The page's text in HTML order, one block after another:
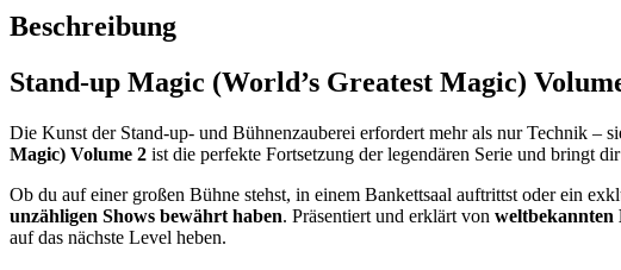
Menge
Beschreibung
Stand-up Magic (World’s Greatest Magic)
Die Kunst der Stand-up- und Bühnenzauberei erfordert mehr als nur Technik –
Magic) Volume 2 ist die perfekte Fortsetzung der legendären Serie und bringt
Ob du auf einer großen Bühne stehst, in einem Bankettsaal auftrittst oder ein
unzähligen Shows bewährt haben. Präsentiert und erklärt von weltbekannten
auf das nächste Level heben.